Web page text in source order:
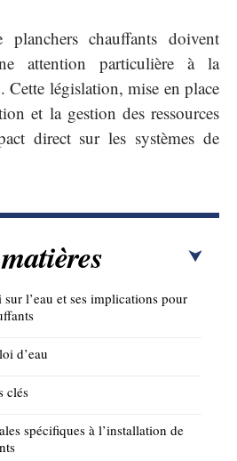
planchers chauffants doivent
attention particulière à la
Cette législation, mise en place
et la gestion des ressources
direct sur les systèmes de
l’eau et ses implications pour
d’eau
clés
spécifiques à l’installation de